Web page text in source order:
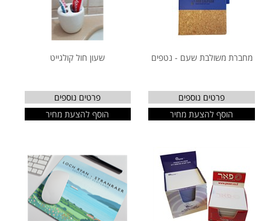
מחברת משולבת שעם - נטפים
פרטים נוספים
הוסף להצעת מחיר
שעון חול קולגייט
פרטים נוספים
הוסף להצעת מחיר